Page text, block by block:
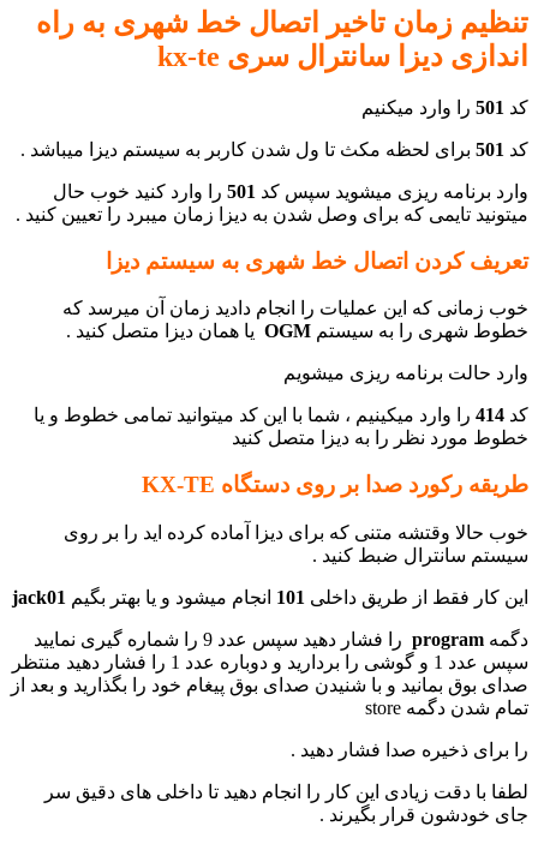
تنظیم زمان تاخیر اتصال خط شهری به راه
اندازی دیزا سانترال سری kx-te
کد 501 را وارد میکنیم
کد 501 برای لحظه مکث تا ول شدن کاربر به سیستم دیزا میباشد .
وارد برنامه ریزی میشوید سپس کد 501 را وارد کنید خوب حال
میتونید تایمی که برای وصل شدن به دیزا زمان میبرد را تعیین کنید .
تعریف کردن اتصال خط شهری به سیستم دیزا
خوب زمانی که این عملیات را انجام دادید زمان آن میرسد که
خطوط شهری را به سیستم OGM یا همان دیزا متصل کنید .
وارد حالت برنامه ریزی میشویم
کد 414 را وارد میکینیم ، شما با این کد میتوانید تمامی خطوط و یا
خطوط مورد نظر را به دیزا متصل کنید
طریقه رکورد صدا بر روی دستگاه KX-TE
خوب حالا وقتشه متنی که برای دیزا آماده کرده اید را بر روی
سیستم سانترال ضبط کنید .
این کار فقط از طریق داخلی 101 انجام میشود و یا بهتر بگیم jack01
دگمه program
را فشار دهید سپس عدد 9 را شماره گیری نمایید
سپس عدد 1 و گوشی را بردارید و دوباره عدد 1 را فشار دهید منتظر
صدای بوق بمانید و با شنیدن صدای بوق پیغام خود را بگذارید و بعد از
تمام شدن دگمه store
را برای ذخیره صدا فشار دهید .
لطفا با دقت زیادی این کار را انجام دهید تا داخلی های دقیق سر
جای خودشون قرار بگیرند .